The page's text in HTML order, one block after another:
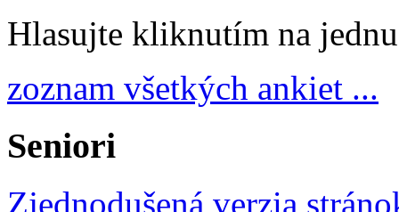
Hlasujte kliknutím na
zoznam všetkých ankiet ...
Seniori
Zjednodušená verzia